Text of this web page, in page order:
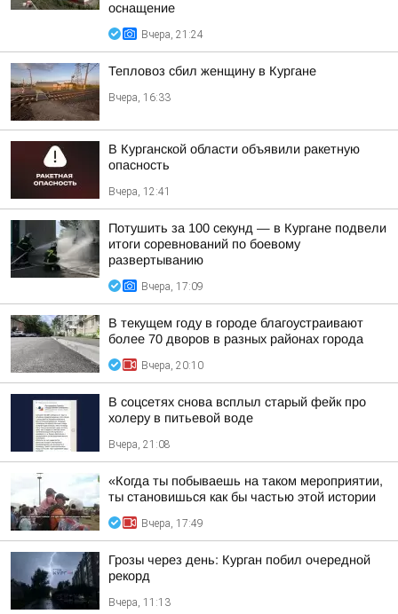
оснащение
Вчера, 21:24
Тепловоз сбил женщину в Кургане
Вчера, 16:33
В Курганской области объявили ракетную
опасность
Вчера, 12:41
Потушить за 100 секунд — в Кургане подвели
итоги соревнований по боевому
развертыванию
Вчера, 17:09
В текущем году в городе благоустраивают
более 70 дворов в разных районах города
Вчера, 20:10
В соцсетях снова всплыл старый фейк про
холеру в питьевой воде
Вчера, 21:08
«Когда ты побываешь на таком мероприятии,
ты становишься как бы частью этой истории
Вчера, 17:49
Грозы через день: Курган побил очередной
рекорд
Вчера, 11:13